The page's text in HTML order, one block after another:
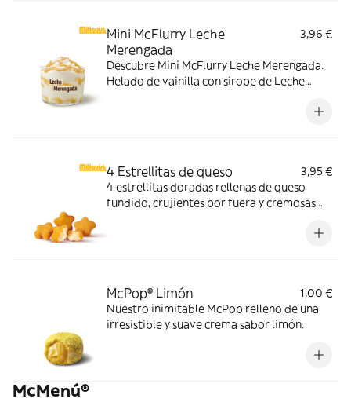
Mini McFlurry Leche
Merengada
3,96 €
Descubre Mini McFlurry Leche Merengada.
Helado de vainilla con sirope de Leche
4 Estrellitas de queso
3,95 €
4 estrellitas doradas rellenas de queso
fundido, crujientes por fuera y cremosas
McPop® Limón
1,00 €
Nuestro inimitable McPop relleno de una
irresistible y suave crema sabor limón.
McMenú®